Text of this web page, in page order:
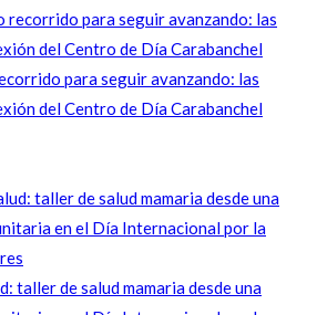
para seguir avanzando: las
del Centro de Día Carabanchel
taller de salud mamaria desde una